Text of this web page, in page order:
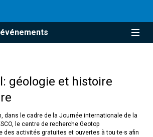
géologie et histoire
dans le cadre de la Journée internationale de la
le centre de recherche Geotop
des activités gratuites et ouvertes à tou·te·s afin